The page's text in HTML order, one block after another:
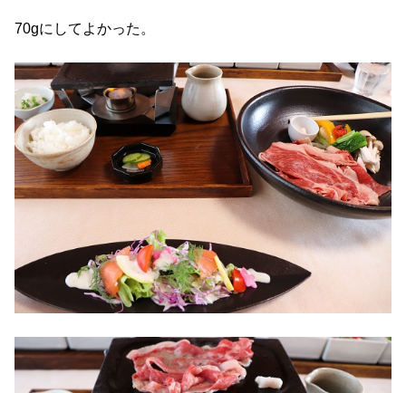
70gにしてよかった。